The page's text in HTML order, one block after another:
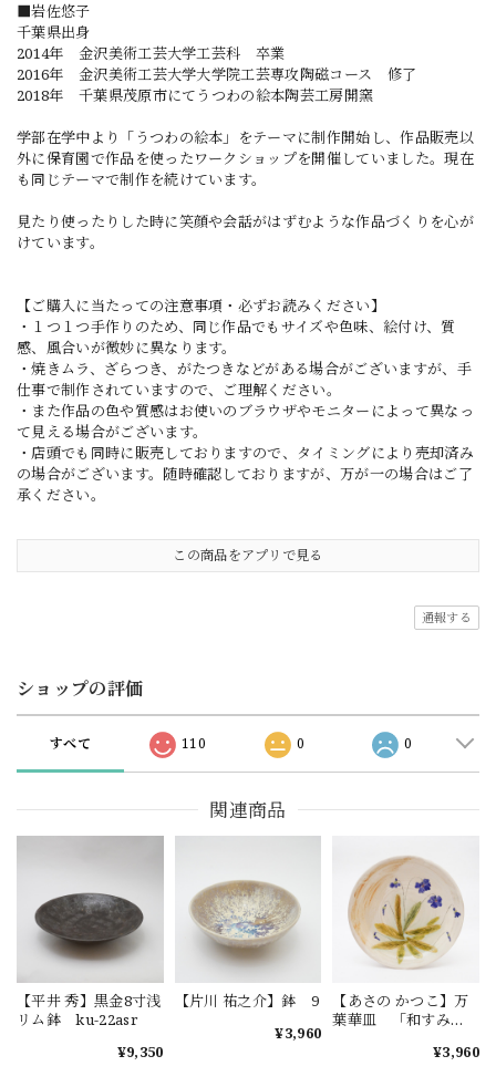
■岩佐悠子
千葉県出身
2014年 金沢美術工芸大学工芸科 卒業
2016年 金沢美術工芸大学大学院工芸専攻陶磁コース 修了
2018年 千葉県茂原市にてうつわの絵本陶芸工房開窯
学部在学中より「うつわの絵本」をテーマに制作開始し、作品販売以
外に保育園で作品を使ったワークショップを開催していました。現在
も同じテーマで制作を続けています。
見たり使ったりした時に笑顔や会話がはずむような作品づくりを心が
けています。
【ご購入に当たっての注意事項・必ずお読みください】
・１つ１つ手作りのため、同じ作品でもサイズや色味、絵付け、質
感、風合いが微妙に異なります。
・焼きムラ、ざらつき、がたつきなどがある場合がございますが、手
仕事で制作されていますので、ご理解ください。
・また作品の色や質感はお使いのブラウザやモニターによって異なっ
て見える場合がございます。
・店頭でも同時に販売しておりますので、タイミングにより売却済み
の場合がございます。随時確認しておりますが、万が一の場合はご了
承ください。
この商品をアプリで見る
通報する
ショップの評価
すべて 110 0 0
関連商品
【平井 秀】黒金8寸浅
リム鉢 ku-22asr
¥9,350
【片川 祐之介】鉢 9
¥3,960
【あさの かつこ】万
葉華皿 「和すみ
¥3,960